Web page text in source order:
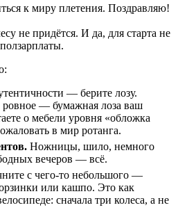
к миру плетения. Поздравляю!
не придётся. И да, для старта не
— берите лозу.
ровное — бумажная лоза ваш
о мебели уровня «обложка
в мир ротанга.
Ножницы, шило, немного
вечеров — всё.
с чего-то небольшого —
или кашпо. Это как
сначала три колеса, а не